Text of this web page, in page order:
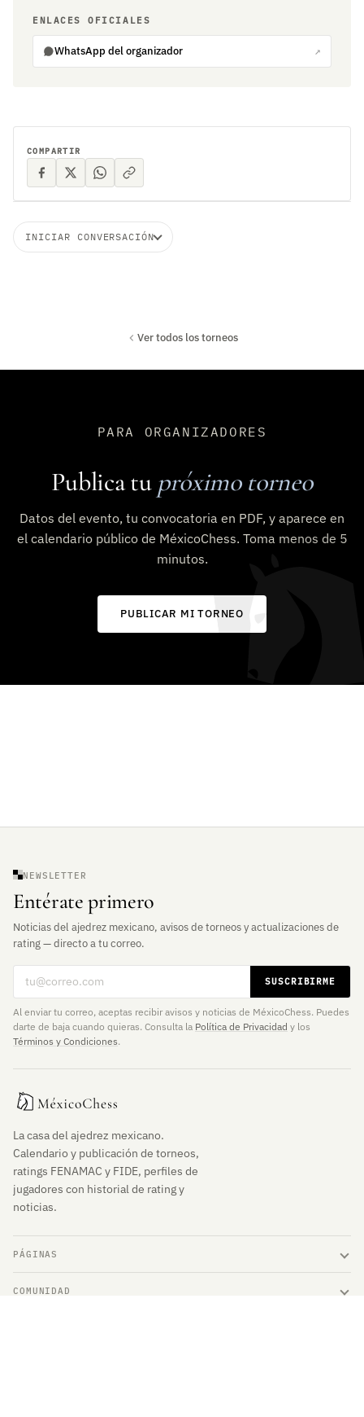
ENLACES OFICIALES
WhatsApp del organizador ↗
INICIAR CONVERSACIÓN
COMPARTIR
Ver todos los torneos
PARA ORGANIZADORES
Publica tu próximo torneo
Datos del evento, tu convocatoria en PDF, y aparece en
el calendario público de MéxicoChess. Toma menos de 5
minutos.
PUBLICAR MI TORNEO
NEWSLETTER
Entérate primero
Noticias del ajedrez mexicano, avisos de torneos y actualizaciones de
rating — directo a tu correo.
SUSCRIBIRME
Al enviar tu correo, aceptas recibir avisos y noticias de MéxicoChess. Puedes
darte de baja cuando quieras. Consulta la Política de Privacidad y los
Términos y Condiciones.
La casa del ajedrez mexicano.
Calendario y publicación de torneos,
ratings FENAMAC y FIDE, perfiles de
jugadores con historial de rating y
noticias.
PÁGINAS
COMUNIDAD